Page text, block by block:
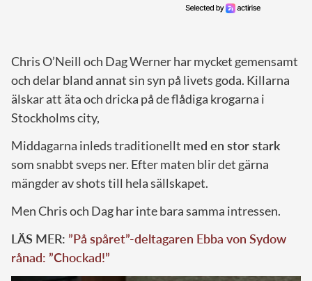
Chris O’Neill och Dag Werner har mycket gemensamt
och delar bland annat sin syn på livets goda. Killarna
älskar att äta och dricka på de flådiga krogarna i
Stockholms city,
Middagarna inleds traditionellt med en stor stark
som snabbt sveps ner. Efter maten blir det gärna
mängder av shots till hela sällskapet.
Men Chris och Dag har inte bara samma intressen.
LÄS MER: ”På spåret”-deltagaren Ebba von Sydow
rånad: ”Chockad!”